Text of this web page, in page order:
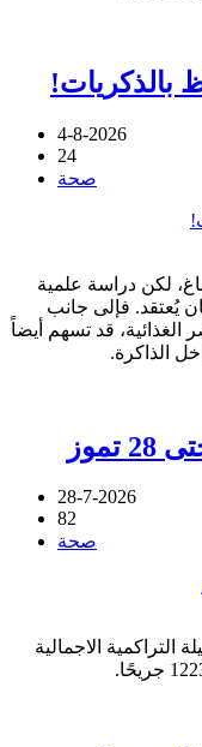
بالذكريات!
4-8-2026
24
صحة
لكن دراسة علمية
يُعتقد. فإلى جانب
قد تسهم أيضاً
الذاكرة.
28-7-2026
82
صحة
التراكمية الاجمالية